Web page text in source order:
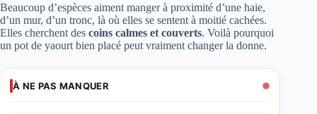
Beaucoup d’espèces aiment manger à proximité d’une haie,
d’un mur, d’un tronc, là où elles se sentent à moitié cachées.
Elles cherchent des coins calmes et couverts. Voilà pourquoi
un pot de yaourt bien placé peut vraiment changer la donne.
À NE PAS MANQUER